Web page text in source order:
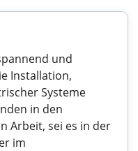
und
Installation,
Systeme
in den
Arbeit, sei es in der
im